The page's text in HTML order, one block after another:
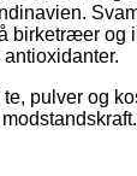
birketræer og
pulver og